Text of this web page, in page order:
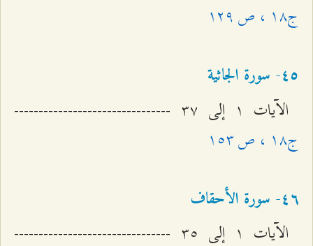
ج۱۸ ، ص ۱٢٩
٤٥- سورة الجاثية
الآيات ۱ إلى ٣۷ --------------------------------
ج۱۸ ، ص ۱٥٣
٤٦- سورة الأحقاف
الآيات ۱ إلى ٣٥ --------------------------------